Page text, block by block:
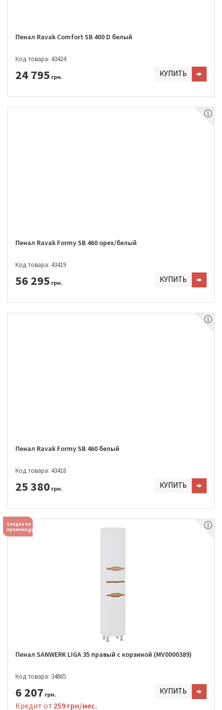
Пенал Ravak Comfort SB 400 D белый
Код товара: 43424
24 795 грн. КУПИТЬ
Пенал Ravak Formy SB 460 орех/белый
Код товара: 43419
56 295 грн. КУПИТЬ
Пенал Ravak Formy SB 460 белый
Код товара: 43418
25 380 грн. КУПИТЬ
Скидка по
промокоду
Пенал SANWERK LIGA 35 правый с корзиной (MV0000389)
Код товара: 34865
6 207 грн. КУПИТЬ
Кредит от 259 грн/мес.